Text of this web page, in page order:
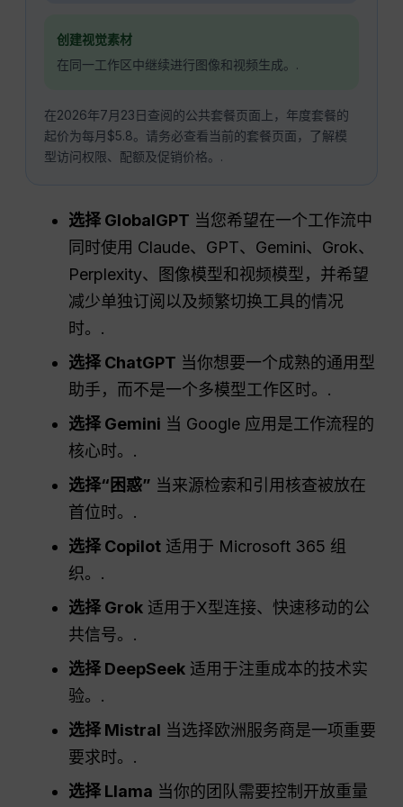
创建视觉素材
在同一工作区中继续进行图像和视频生成。.
在2026年7月23日查阅的公共套餐页面上，年度套餐的
起价为每月$5.8。请务必查看当前的套餐页面，了解模
型访问权限、配额及促销价格。.
选择 GlobalGPT 当您希望在一个工作流中
同时使用 Claude、GPT、Gemini、Grok、
Perplexity、图像模型和视频模型，并希望
减少单独订阅以及频繁切换工具的情况
时。.
选择 ChatGPT 当你想要一个成熟的通用型
助手，而不是一个多模型工作区时。.
选择 Gemini 当 Google 应用是工作流程的
核心时。.
选择“困惑” 当来源检索和引用核查被放在
首位时。.
选择 Copilot 适用于 Microsoft 365 组
织。.
选择 Grok 适用于X型连接、快速移动的公
共信号。.
选择 DeepSeek 适用于注重成本的技术实
验。.
选择 Mistral 当选择欧洲服务商是一项重要
要求时。.
选择 Llama 当你的团队需要控制开放重量